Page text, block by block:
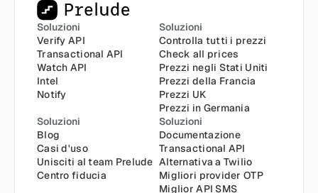
Soluzioni
Verify API
Transactional API
Watch API
Intel
Notify
Soluzioni
Controlla tutti i prezzi
Check all prices
Prezzi negli Stati Uniti
Prezzi della Francia
Prezzi UK
Prezzi in Germania
Soluzioni
Blog
Casi d'uso
Unisciti al team Prelude
Centro fiducia
Soluzioni
Documentazione
Transactional API
Alternativa a Twilio
Migliori provider OTP
Miglior API SMS